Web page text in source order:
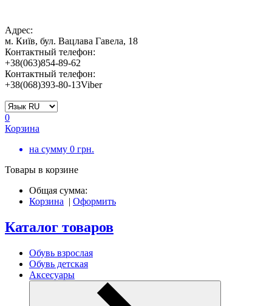
Адрес:
м. Київ, бул. Вацлава Гавела, 18
Контактный телефон:
+38(063)854-89-62
Контактный телефон:
+38(068)393-80-13Viber
0
Корзина
на сумму 0 грн.
Товары в корзине
Общая сумма:
Корзина | Оформить
Каталог товаров
Обувь взрослая
Обувь детская
Аксесуары